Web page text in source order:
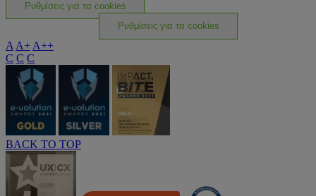
Ρυθμίσεις για τα cookies
Ρυθμίσεις για τα cookies
A A+ A++
C C C
BACK TO TOP